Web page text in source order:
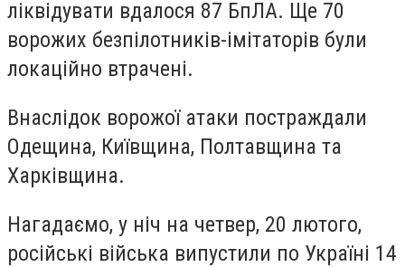
ліквідувати вдалося 87 БпЛА. Ще 70
ворожих безпілотників-імітаторів були
локаційно втрачені.
Внаслідок ворожої атаки постраждали
Одещина, Київщина, Полтавщина та
Харківщина.
Нагадаємо, у ніч на четвер, 20 лютого,
російські війська випустили по Україні 14